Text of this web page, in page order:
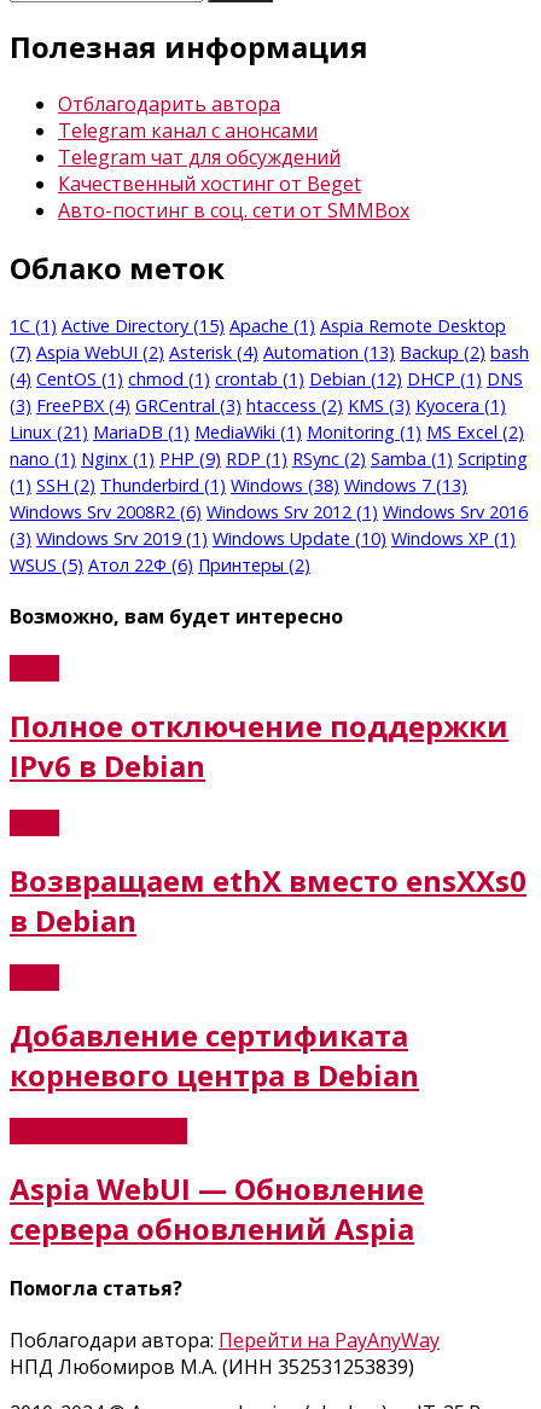
Полезная информация
Отблагодарить автора
Telegram канал с анонсами
Telegram чат для обсуждений
Качественный хостинг от Beget
Авто-постинг в соц. сети от SMMBox
Облако меток
1C (1) Active Directory (15) Apache (1) Aspia Remote Desktop
(7) Aspia WebUI (2) Asterisk (4) Automation (13) Backup (2) bash
(4) CentOS (1) chmod (1) crontab (1) Debian (12) DHCP (1) DNS
(3) FreePBX (4) GRCentral (3) htaccess (2) KMS (3) Kyocera (1)
Linux (21) MariaDB (1) MediaWiki (1) Monitoring (1) MS Excel (2)
nano (1) Nginx (1) PHP (9) RDP (1) RSync (2) Samba (1) Scripting
(1) SSH (2) Thunderbird (1) Windows (38) Windows 7 (13)
Windows Srv 2008R2 (6) Windows Srv 2012 (1) Windows Srv 2016
(3) Windows Srv 2019 (1) Windows Update (10) Windows XP (1)
WSUS (5) Атол 22Ф (6) Принтеры (2)
Возможно, вам будет интересно
Полное отключение поддержки
IPv6 в Debian
Возвращаем ethX вместо ensXXs0
в Debian
Добавление сертификата
корневого центра в Debian
Aspia WebUI — Обновление
сервера обновлений Aspia
Помогла статья?
Поблагодари автора: Перейти на PayAnyWay
НПД Любомиров М.А. (ИНН 352531253839)